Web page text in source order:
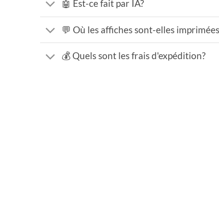
🤖 Est-ce fait par IA?
💬 Où les affiches sont-elles
💰 Quels sont les frais d'expédition?